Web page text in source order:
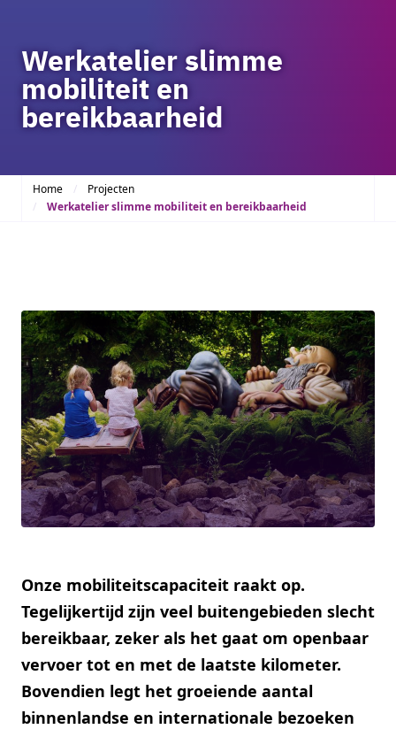
Werkatelier slimme
mobiliteit en
bereikbaarheid
Home
Projecten
Werkatelier slimme mobiliteit en bereikbaarheid
Onze mobiliteitscapaciteit raakt op.
Tegelijkertijd zijn veel buitengebieden slecht
bereikbaar, zeker als het gaat om openbaar
vervoer tot en met de laatste kilometer.
Bovendien legt het groeiende aantal
binnenlandse en internationale bezoeken